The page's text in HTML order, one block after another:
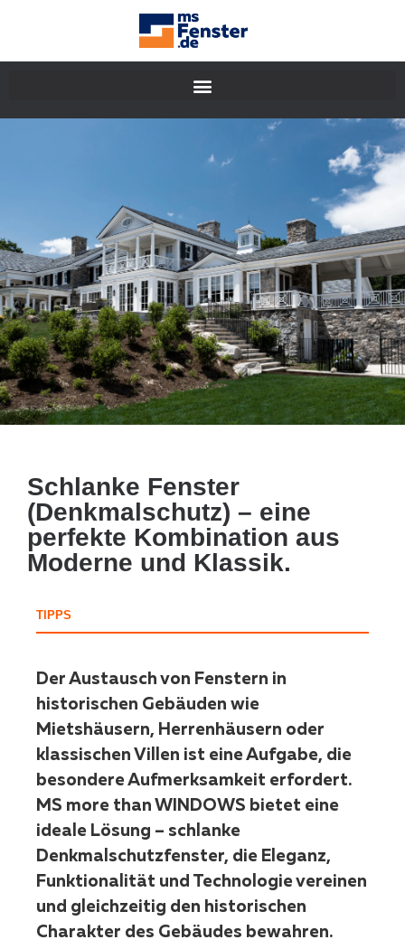
Schlanke Fenster
(Denkmalschutz) – eine
perfekte Kombination aus
Moderne und Klassik.
TIPPS
Der Austausch von Fenstern in
historischen Gebäuden wie
Mietshäusern, Herrenhäusern oder
klassischen Villen ist eine Aufgabe, die
besondere Aufmerksamkeit erfordert.
MS more than WINDOWS bietet eine
ideale Lösung – schlanke
Denkmalschutzfenster, die Eleganz,
Funktionalität und Technologie vereinen
und gleichzeitig den historischen
Charakter des Gebäudes bewahren.